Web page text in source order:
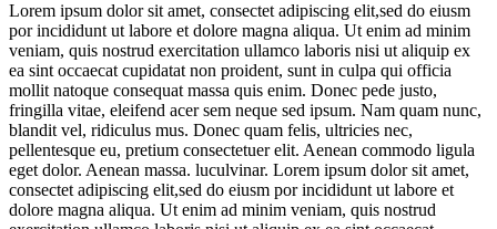
Lorem ipsum dolor sit amet, consectet adipiscing elit,sed do eiusm
por incididunt ut labore et dolore magna aliqua. Ut enim ad minim
veniam, quis nostrud exercitation ullamco laboris nisi ut aliquip ex
ea sint occaecat cupidatat non proident, sunt in culpa qui officia
mollit natoque consequat massa quis enim. Donec pede justo,
fringilla vitae, eleifend acer sem neque sed ipsum. Nam quam nunc,
blandit vel, ridiculus mus. Donec quam felis, ultricies nec,
pellentesque eu, pretium consectetuer elit. Aenean commodo ligula
eget dolor. Aenean massa. luculvinar. Lorem ipsum dolor sit amet,
consectet adipiscing elit,sed do eiusm por incididunt ut labore et
dolore magna aliqua. Ut enim ad minim veniam, quis nostrud